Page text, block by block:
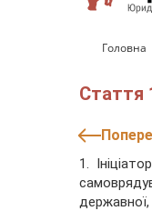
Головна
Стаття
1.